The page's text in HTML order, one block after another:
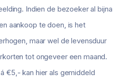
Indien de bezoeker al bijna
aankoop te doen, is het
maar wel de levensduur
tot ongeveer een maand.
€5,- kan hier als gemiddeld